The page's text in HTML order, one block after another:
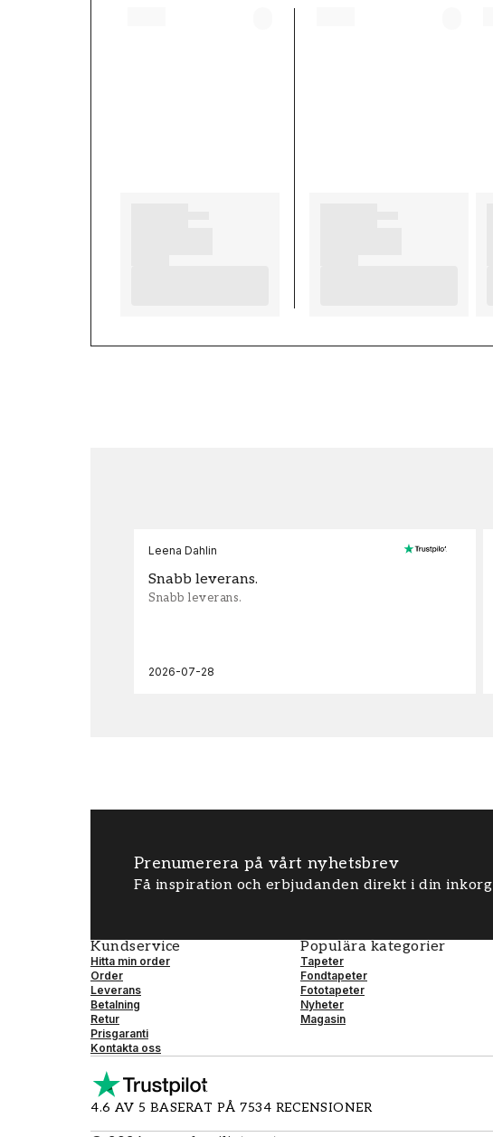
Leena Dahlin
Snabb leverans.
Snabb leverans.
2026-07-28
Prenumerera på vårt nyhetsbrev
Få inspiration och erbjudanden direkt i din inkorg
Kundservice
Hitta min order
Order
Leverans
Betalning
Retur
Prisgaranti
Kontakta oss
Populära kategorier
Tapeter
Fondtapeter
Fototapeter
Nyheter
Magasin
4.6 AV 5 BASERAT PÅ 7534 RECENSIONER